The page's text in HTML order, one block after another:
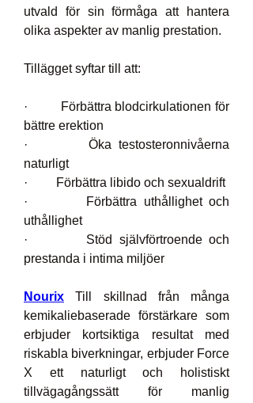
utvald för sin förmåga att hantera
olika aspekter av manlig prestation.
Tillägget syftar till att:
·         Förbättra blodcirkulationen för
bättre erektion
·         Öka testosteronnivåerna
naturligt
·         Förbättra libido och sexualdrift
·         Förbättra uthållighet och
uthållighet
·         Stöd självförtroende och
prestanda i intima miljöer
Nourix Till skillnad från många
kemikaliebaserade förstärkare som
erbjuder kortsiktiga resultat med
riskabla biverkningar, erbjuder Force
X ett naturligt och holistiskt
tillvägagångssätt för manlig